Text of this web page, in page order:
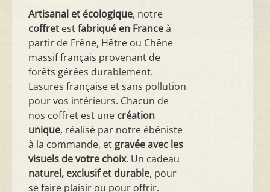
Artisanal et écologique, notre
coffret estfabriqué en Franceà
partir de Frêne, Hêtre ou Chêne
massif français provenant de
forêts gérées durablement.
Lasures française et sans pollution
pour vos intérieurs. Chacun de
nos coffret est une création
unique, réalisé par notre ébéniste
à la commande, et gravée avec les
visuels de votre choix. Un cadeau
naturel, exclusif et durable, pour
se faire plaisir ou pour offrir.